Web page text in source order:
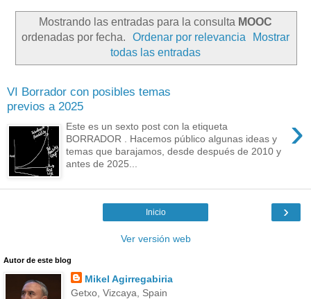
Mostrando las entradas para la consulta MOOC
ordenadas por fecha.
Ordenar por relevancia
Mostrar
todas las entradas
VI Borrador con posibles temas
previos a 2025
›
Este es un sexto post con la etiqueta
BORRADOR . Hacemos público algunas ideas y
temas que barajamos, desde después de 2010 y
antes de 2025...
›
Inicio
Ver versión web
Autor de este blog
Mikel Agirregabiria
Getxo, Vizcaya, Spain